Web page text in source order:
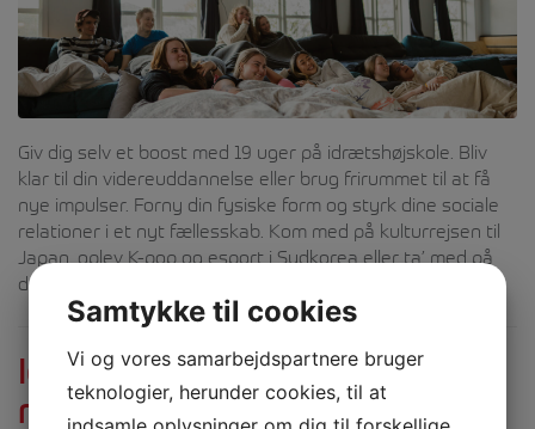
Giv dig selv et boost med 19 uger på idrætshøjskole. Bliv
klar til din videreuddannelse eller brug frirummet til at få
nye impulser. Forny din fysiske form og styrk dine sociale
relationer i et nyt fællesskab. Kom med på kulturrejsen til
Japan, oplev K-pop og esport i Sydkorea eller ta’ med på
den kombinerede ski- […]
Idrætshøjskolen Bosei
modtager 2.000.000,- fra
Samtykke til cookies
Vi og vores samarbejdspartnere bruger
teknologier, herunder cookies, til at